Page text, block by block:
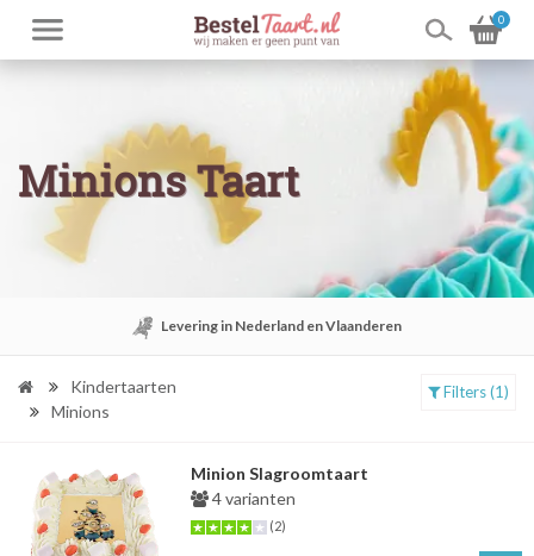
0
Minions Taart
Levering in Nederland en Vlaanderen
Kindertaarten
Minions
Filters (1)
Minion Slagroomtaart
4 varianten
(2)